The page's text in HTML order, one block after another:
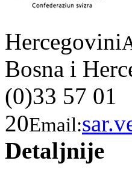
Hercegovini
Bosna i
(0)33 57 01
20Email:
Detaljnije